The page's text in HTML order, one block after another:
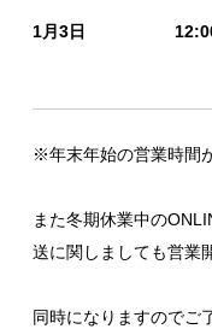
1月3日 12:00〜
※年末年始の営業時間
また冬期休業中の
送に関しましても営業
同時になりますのでご